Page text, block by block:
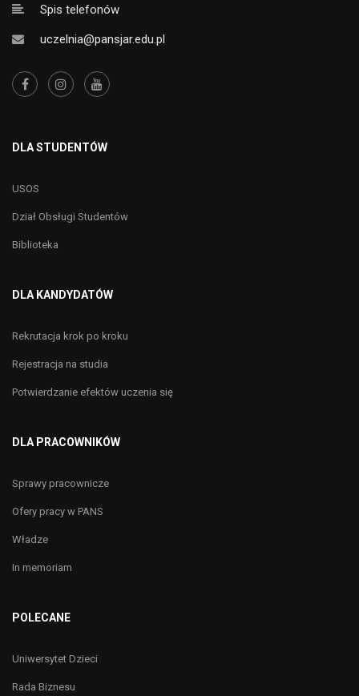
Spis telefonów
uczelnia@pansjar.edu.pl
DLA STUDENTÓW
USOS
Dział Obsługi Studentów
Biblioteka
DLA KANDYDATÓW
Rekrutacja krok po kroku
Rejestracja na studia
Potwierdzanie efektów uczenia się
DLA PRACOWNIKÓW
Sprawy pracownicze
Ofery pracy w PANS
Władze
In memoriam
POLECANE
Uniwersytet Dzieci
Rada Biznesu